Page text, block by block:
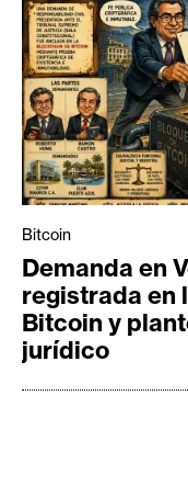
Bitcoin
Demanda en
registrada en
Bitcoin y
jurídico